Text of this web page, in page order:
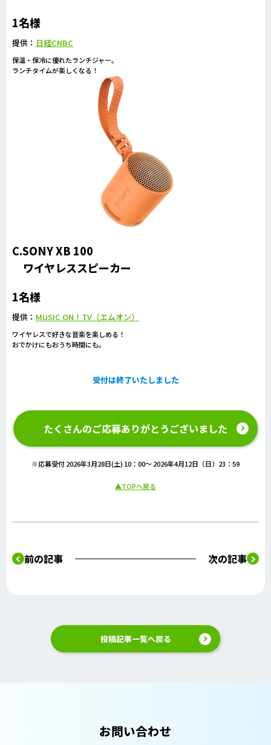
1名様
提供： 日経CNBC
保温・保冷に優れたランチジャー。
ランチタイムが楽しくなる！
C.SONY XB 100
ワイヤレススピーカー
1名様
提供： MUSIC ON！TV（エムオン）
ワイヤレスで好きな音楽を楽しめる！
おでかけにもおうち時間にも。
受付は終了いたしました
たくさんのご応募ありがとうございました
※応募受付 2026年3月28日(土) 10：00～ 2026年4月12日（日）23：59
▲TOPへ戻る
前の記事 次の記事
投稿記事一覧へ戻る
お問い合わせ